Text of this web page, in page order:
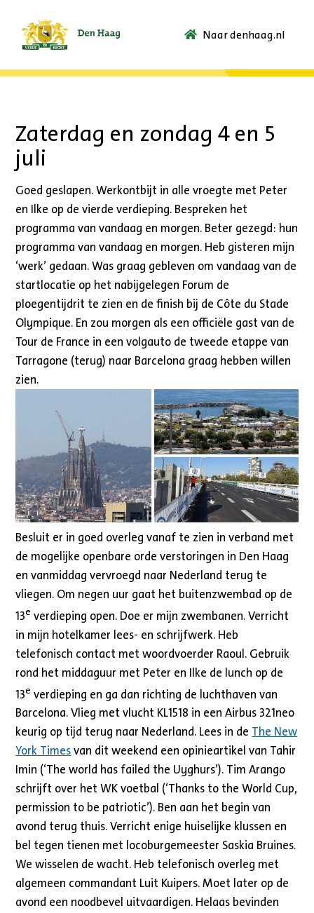
Ga
de
Naar denhaag.nl
Zaterdag en zondag 4 en 5
juli
Goed geslapen. Werkontbijt in alle vroegte met Peter
en Ilke op de vierde verdieping. Bespreken het
programma van vandaag en morgen. Beter gezegd: hun
programma van vandaag en morgen. Heb gisteren mijn
‘werk’ gedaan. Was graag gebleven om vandaag van de
startlocatie op het nabijgelegen Forum de
ploegentijdrit te zien en de finish bij de Côte du Stade
Olympique. En zou morgen als een officiële gast van de
Tour de France in een volgauto de tweede etappe van
Tarragone (terug) naar Barcelona graag hebben willen
zien.
Besluit er in goed overleg vanaf te zien in verband met
de mogelijke openbare orde verstoringen in Den Haag
en vanmiddag vervroegd naar Nederland terug te
vliegen. Om negen uur gaat het buitenzwembad op de
13e verdieping open. Doe er mijn zwembanen. Verricht
in mijn hotelkamer lees- en schrijfwerk. Heb
telefonisch contact met woordvoerder Raoul. Gebruik
rond het middaguur met Peter en Ilke de lunch op de
13e verdieping en ga dan richting de luchthaven van
Barcelona. Vlieg met vlucht KL1518 in een Airbus 321neo
keurig op tijd terug naar Nederland. Lees in de The New
York Timesvan dit weekend een opinieartikel van Tahir
Imin (‘The world has failed the Uyghurs’). Tim Arango
schrijft over het WK voetbal (‘Thanks to the World Cup,
permission to be patriotic’). Ben aan het begin van
avond terug thuis. Verricht enige huiselijke klussen en
bel tegen tienen met locoburgemeester Saskia Bruines.
We wisselen de wacht. Heb telefonisch overleg met
algemeen commandant Luit Kuipers. Moet later op de
avond een noodbevel uitvaardigen. Helaas bevinden